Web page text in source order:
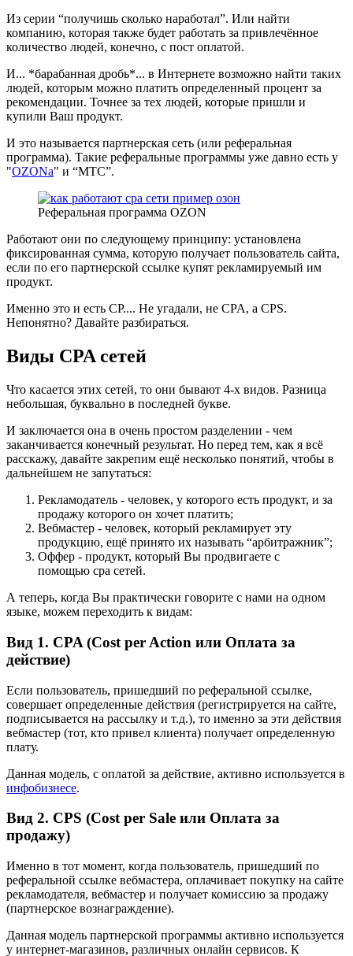
Из серии “получишь сколько наработал”. Или найти
компанию, которая также будет работать за привлечённое
количество людей, конечно, с пост оплатой.
И... *барабанная дробь*... в Интернете возможно найти таких
людей, которым можно платить определенный процент за
рекомендации. Точнее за тех людей, которые пришли и
купили Ваш продукт.
И это называется партнерская сеть (или реферальная
программа). Такие реферальные программы уже давно есть у
"OZONа" и “МТС”.
Реферальная программа OZON
Работают они по следующему принципу: установлена
фиксированная сумма, которую получает пользователь сайта,
если по его партнерской ссылке купят рекламируемый им
продукт.
Именно это и есть CP.... Не угадали, не CPA, а CPS.
Непонятно? Давайте разбираться.
Виды CPA сетей
Что касается этих сетей, то они бывают 4-х видов. Разница
небольшая, буквально в последней букве.
И заключается она в очень простом разделении - чем
заканчивается конечный результат. Но перед тем, как я всё
расскажу, давайте закрепим ещё несколько понятий, чтобы в
дальнейшем не запутаться:
Рекламодатель - человек, у которого есть продукт, и за
продажу которого он хочет платить;
Вебмастер - человек, который рекламирует эту
продукцию, ещё принято их называть “арбитражник”;
Оффер - продукт, который Вы продвигаете с
помощью сра сетей.
А теперь, когда Вы практически говорите с нами на одном
языке, можем переходить к видам:
Вид 1. CPA (Cost per Action или Оплата за
действие)
Если пользователь, пришедший по реферальной ссылке,
совершает определенные действия (регистрируется на сайте,
подписывается на рассылку и т.д.), то именно за эти действия
вебмастер (тот, кто привел клиента) получает определенную
плату.
Данная модель, с оплатой за действие, активно используется в
инфобизнесе.
Вид 2. CPS (Cost per Sale или Оплата за
продажу)
Именно в тот момент, когда пользователь, пришедший по
реферальной ссылке вебмастера, оплачивает покупку на сайте
рекламодателя, вебмастер и получает комиссию за продажу
(партнерское вознаграждение).
Данная модель партнерской программы активно используется
у интернет-магазинов, различных онлайн сервисов. К